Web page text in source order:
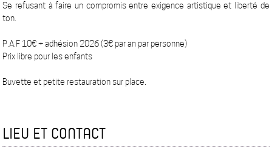
Se refusant à faire un compromis entre exigence artistique et liberté de
ton.
P.A.F 10€ + adhésion 2026 (3€ par an par personne)
Prix libre pour les enfants
Buvette et petite restauration sur place.
LIEU ET CONTACT